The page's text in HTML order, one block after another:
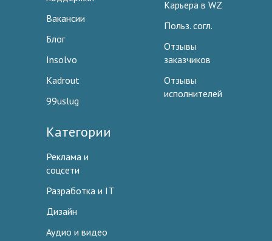
Вакансии
Блог
Insolvo
Kadrout
99uslug
Карьера в WZ
Польз. согл.
Отзывы
заказчиков
Отзывы
исполнителей
Категории
Реклама и
соцсети
Разработка и IT
Дизайн
Аудио и видео